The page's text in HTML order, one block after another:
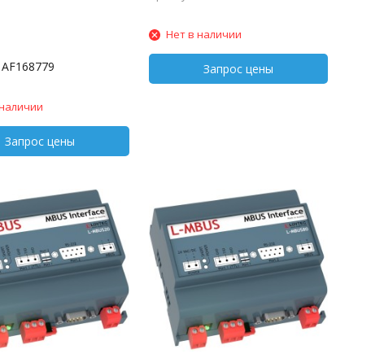
AF168779
Нет в наличии